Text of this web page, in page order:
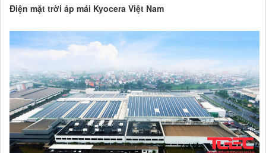
Điện mặt trời áp mái Kyocera Việt Nam